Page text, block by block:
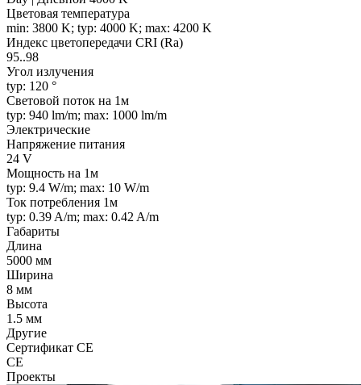
Цветовая температура
min: 3800 K; typ: 4000 K; max: 4200 K
Индекс цветопередачи CRI (Ra)
95..98
Угол излучения
typ: 120 °
Световой поток на 1м
typ: 940 lm/m; max: 1000 lm/m
Электрические
Напряжение питания
24 V
Мощность на 1м
typ: 9.4 W/m; max: 10 W/m
Ток потребления 1м
typ: 0.39 A/m; max: 0.42 A/m
Габариты
Длина
5000 мм
Ширина
8 мм
Высота
1.5 мм
Другие
Сертификат CE
CE
Проекты